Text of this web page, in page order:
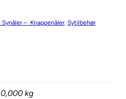
– Knappenåler, Sytilbehør
0,000 kg